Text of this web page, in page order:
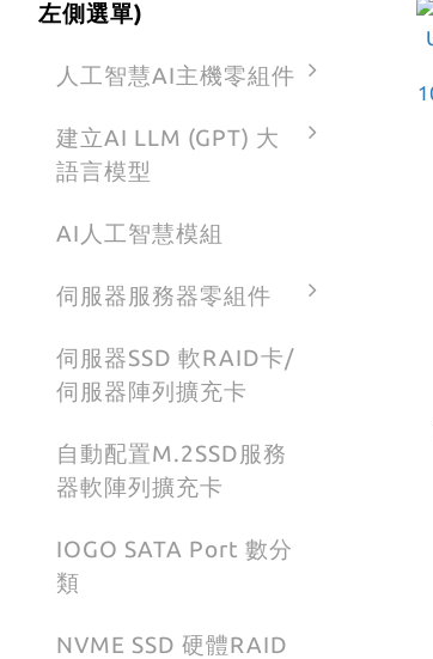
左側選單)
人工智慧AI主機零組件
建立AI LLM (GPT) 大
語言模型
AI人工智慧模組
伺服器服務器零組件
伺服器SSD 軟RAID卡/
伺服器陣列擴充卡
自動配置M.2SSD服務
器軟陣列擴充卡
IOGO SATA Port 數分
類
NVME SSD 硬體RAID